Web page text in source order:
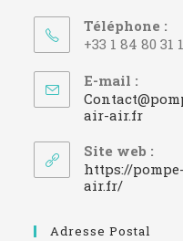
Téléphone :
+33 1 84 80 31
E-mail :
air-air.frS’ouvre
votre
Site web :
https://
air.fr/
Adresse Postal